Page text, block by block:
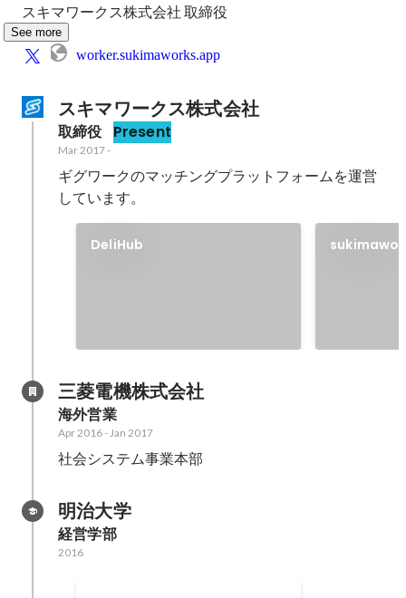
スキマワークス株式会社 取締役
See more
worker.sukimaworks.app
スキマワークス株式会社
取締役 Present
Mar 2017-
ギグワークのマッチングプラットフォームを運営
しています。
DeliHub
三菱電機株式会社
海外営業
Apr 2016-Jan 2017
社会システム事業本部
明治大学
経営学部
2016